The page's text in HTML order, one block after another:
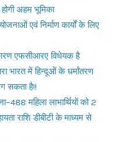
अहम भूमिका
एवं निर्माण कार्यों के लिए
एफसीआरए विधेयक है
भारत में हिन्दूओं के धर्मांतरण
सकता है!!
महिला लाभार्थियों को 2
राशि डीबीटी के माध्यम से